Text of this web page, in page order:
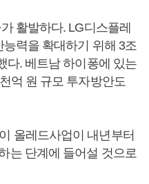
활발하다. LG디스플레
력을 확대하기 위해 3조
다. 베트남 하이퐁에 있는
억 원 규모 투자방안도
올레드사업이 내년부터
는 단계에 들어설 것으로